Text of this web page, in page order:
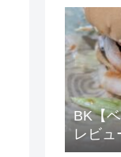
BK【
レビ